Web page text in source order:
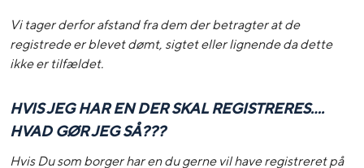
Vi tager derfor afstand fra dem der betragter at de
registrede er blevet dømt, sigtet eller lignende da dette
ikke er tilfældet.
HVIS JEG HAR EN DER SKAL REGISTRERES….
HVAD GØR JEG SÅ???
Hvis Du som borger har en du gerne vil have registreret på